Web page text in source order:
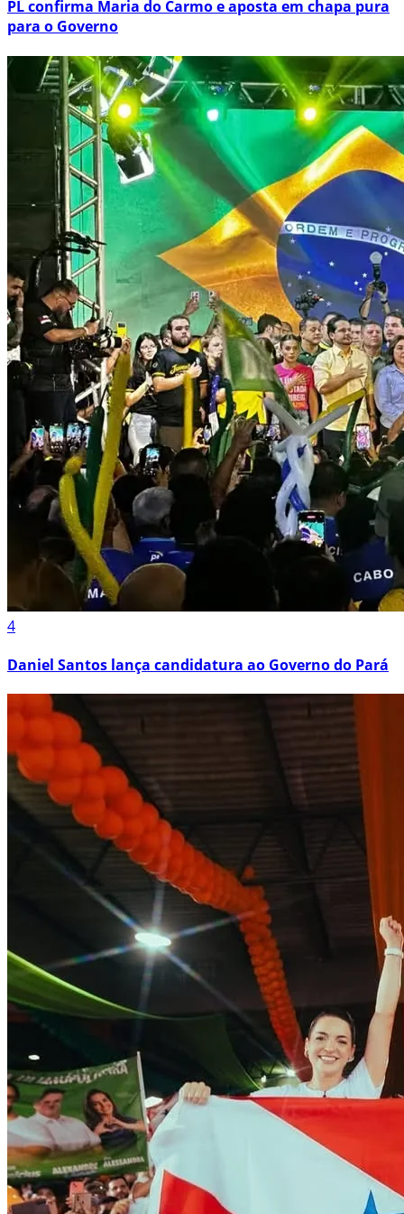
PL confirma Maria do Carmo e aposta em chapa pura
para o Governo
4
Daniel Santos lança candidatura ao Governo do Pará